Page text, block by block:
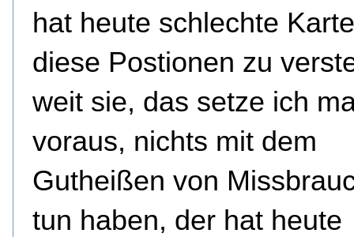
hat heute schlechte
diese Postionen zu
weit sie, das setze ich
voraus, nichts mit dem
Gutheißen von
tun haben, der hat heute